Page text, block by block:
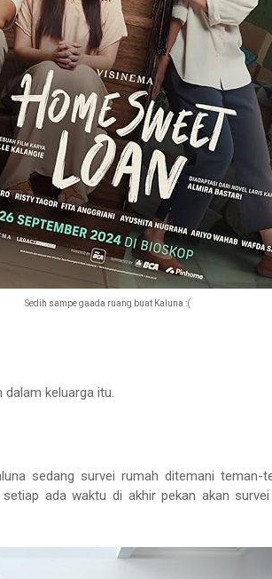
Sedih sampe gaada ruang buat Kaluna :(
dalam keluarga itu.
sedang survei rumah ditemani teman-
ada waktu di akhir pekan akan